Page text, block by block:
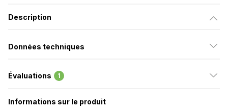
Description
Données techniques
Évaluations 1
Informations sur le produit